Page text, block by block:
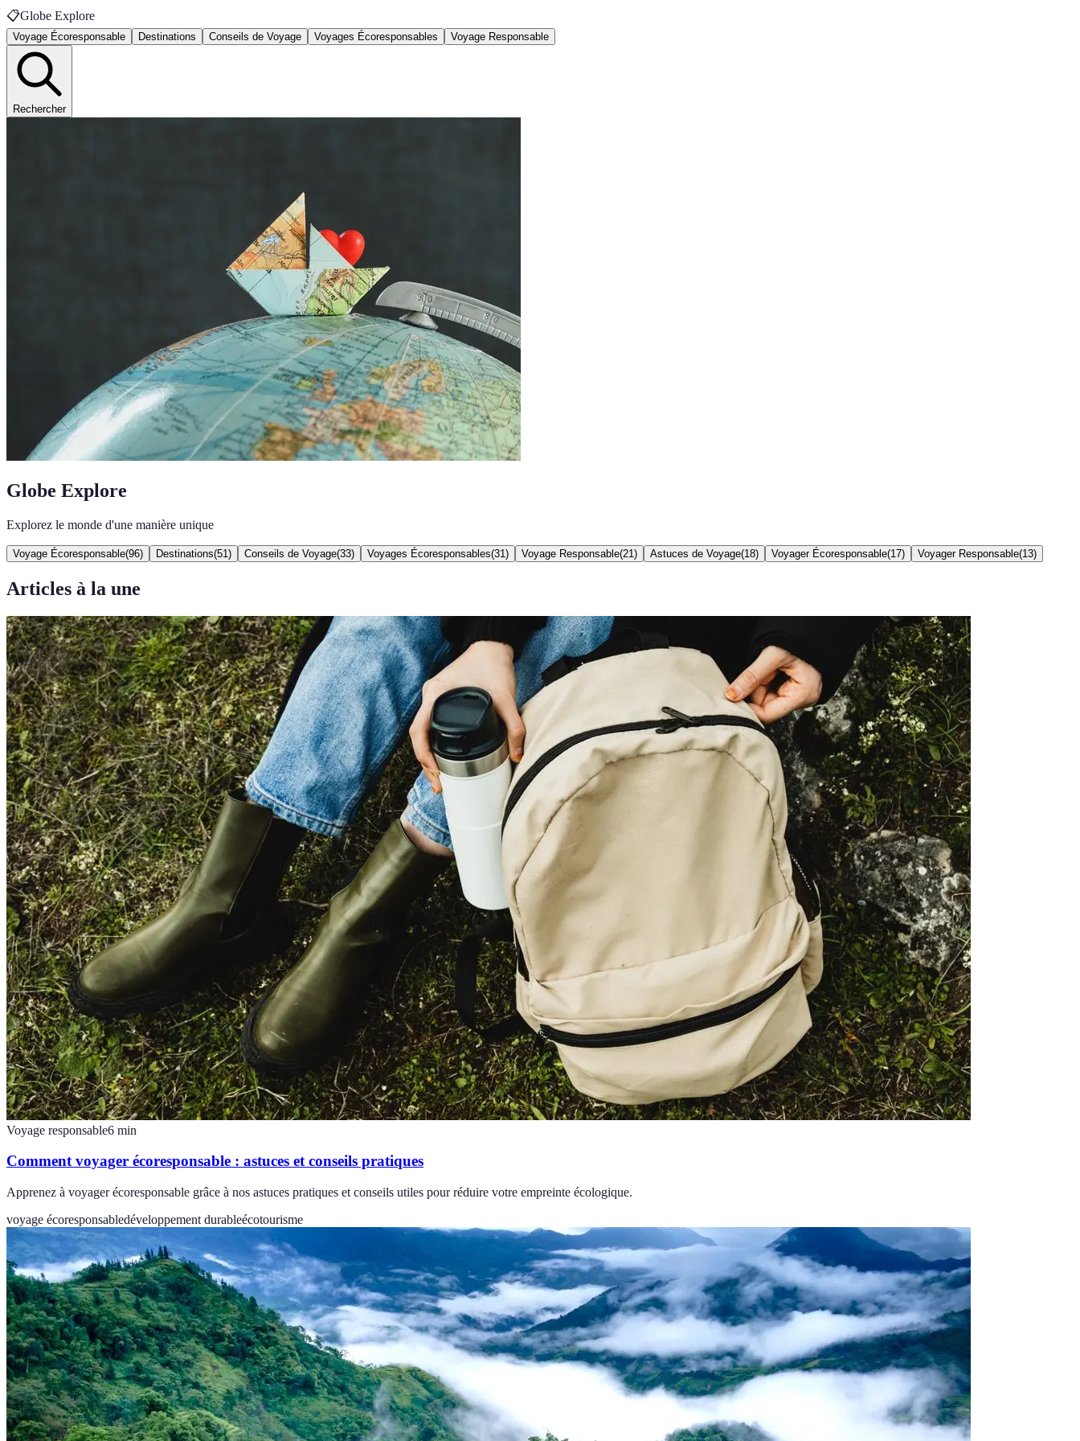
📋Globe Explore
Voyage Écoresponsable Destinations Conseils de Voyage Voyages Écoresponsables Voyage Responsable
Rechercher
Globe Explore
Explorez le monde d'une manière unique
Voyage Écoresponsable(96) Destinations(51 ) Conseils de Voyage(33) Voyages Écoresponsables(31 ) Voyage Responsable(21 ) Astuces de Voyage(18) Voyager Écoresponsable(17) Voyager Responsable(13)
Articles à la une
Voyage responsable6 min
Comment voyager écoresponsable : astuces et conseils pratiques
Apprenez à voyager écoresponsable grâce à nos astuces pratiques et conseils utiles pour réduire votre empreinte écologique.
voyage écoresponsabledéveloppement durableécotourisme